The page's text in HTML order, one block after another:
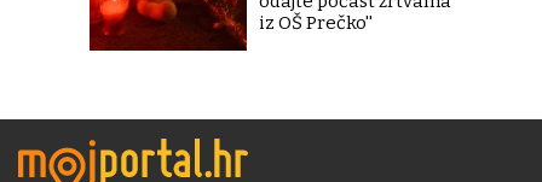
iz OŠ Prečko''